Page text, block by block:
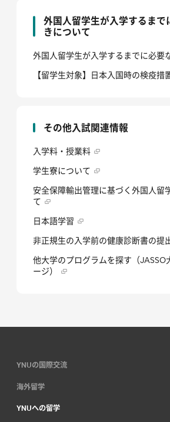
外国人留学生が入学するまで
きについて
外国人留学生が入学するまでに必要
【留学生対象】日本入国時の検疫措
その他入試関連情報
入学料・授業料
学生寮について
安全保障輸出管理に基づく外国人留
て
日本語学習
非正規生の入学前の健康診断書の提
他大学のプログラムを探す（JASSO
ージ）
YNUの国際交流
海外留学
YNUへの留学